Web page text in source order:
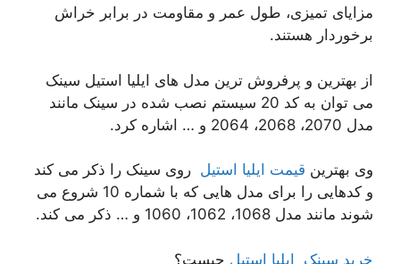
مزایای تمیزی، طول عمر و مقاومت در برابر خراش
برخوردار هستند.
از بهترین و پرفروش ترین مدل های ایلیا استیل سینک
می توان به کد 20 سیستم نصب شده در سینک مانند
مدل 2070، 2068، 2064 و … اشاره کرد.
وی بهترین قیمت ایلیا استیل روی سینک را ذکر می کند
و کدهایی را برای مدل هایی که با شماره 10 شروع می
شوند مانند مدل 1068، 1062، 1060 و … ذکر می کند.
خرید سینک ایلیا استیل چیست؟